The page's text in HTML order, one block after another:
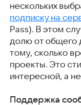
нескольких
подписку на
Pass). В этом
долю от общего
тому, сколько
проекты. Это
интересной, а
Поддержка